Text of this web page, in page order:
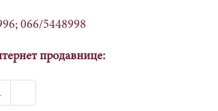
066/5448998
продавнице: